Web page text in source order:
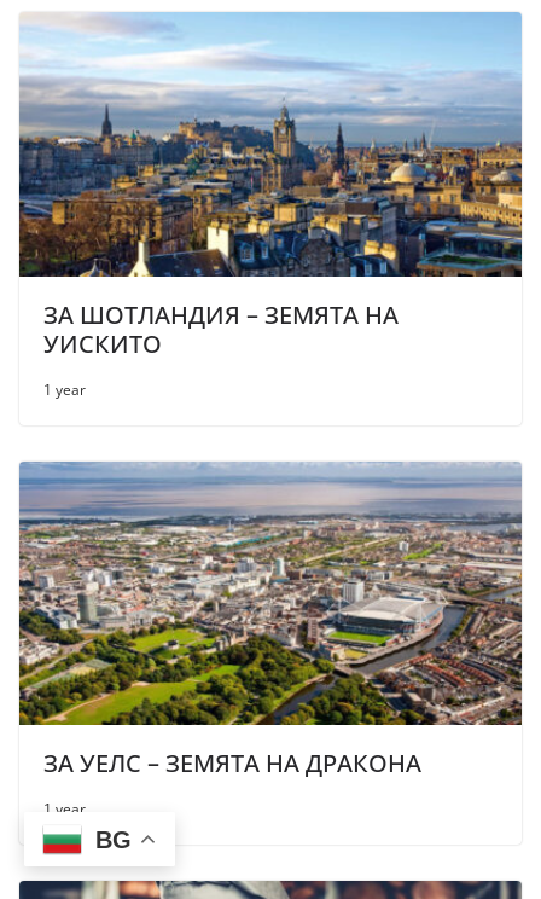
ЗА ШОТЛАНДИЯ – ЗЕМЯТА НА
УИСКИТО
1 year
ЗА УЕЛС – ЗЕМЯТА НА ДРАКОНА
1 year
BG